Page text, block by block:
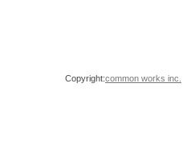
Copyright:common works inc.